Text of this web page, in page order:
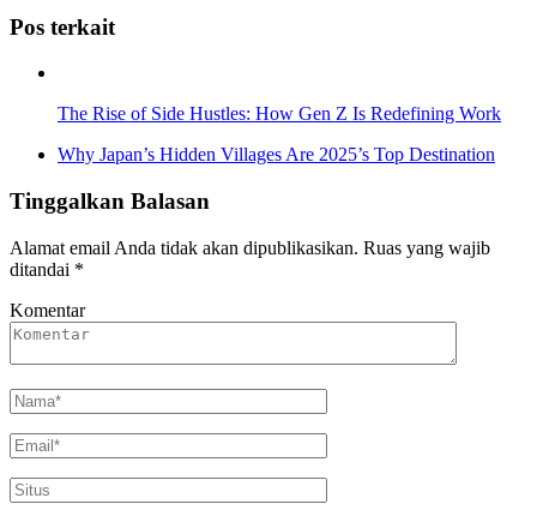
Pos terkait
The Rise of Side Hustles: How Gen Z Is Redefining Work
Why Japan’s Hidden Villages Are 2025’s Top Destination
Tinggalkan Balasan
Alamat email Anda tidak akan dipublikasikan. Ruas yang wajib
ditandai *
Komentar